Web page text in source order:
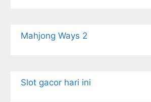
Mahjong Ways 2
Slot gacor hari ini